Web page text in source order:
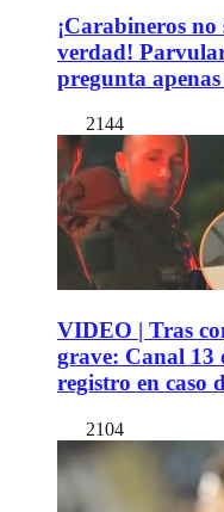
¡Carabineros
verdad!
pregunta
2144
VIDEO | Tras
grave: Canal 13
registro en caso
2104